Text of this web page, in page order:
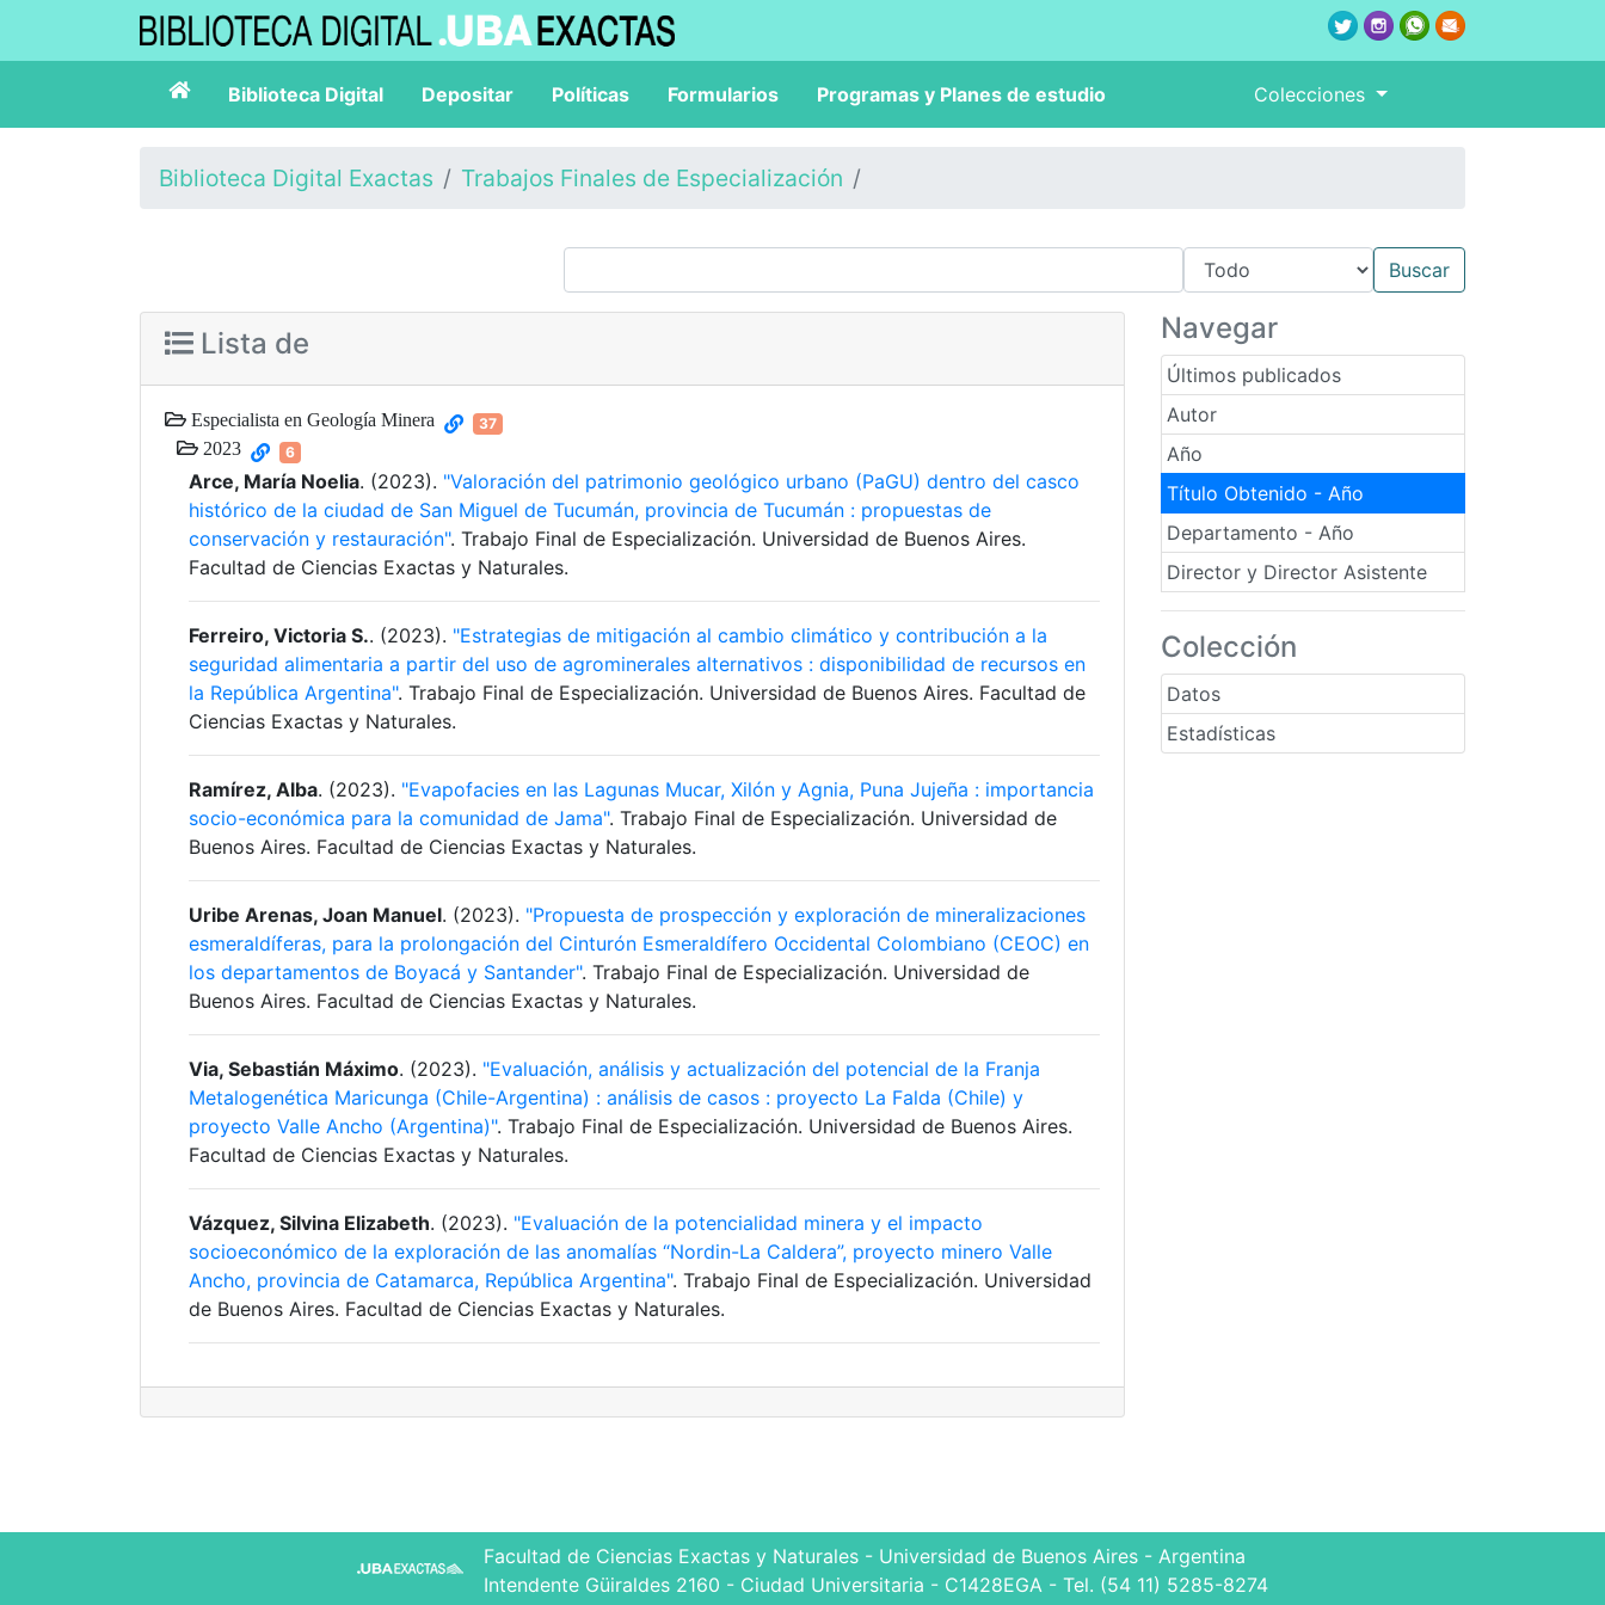
Biblioteca Digital Depositar Políticas Formularios Programas y Planes de estudio Colecciones
Biblioteca Digital Exactas Trabajos Finales de Especialización
Navegar
Últimos publicados
Autor
Año
Título Obtenido - Año
Departamento - Año
Director y Director Asistente
Colección
Datos
Estadísticas
Lista de
Especialista en Geología Minera 37
2023 6
Arce, María Noelia. (2023). "Valoración del patrimonio geológico urbano (PaGU) dentro del casco
histórico de la ciudad de San Miguel de Tucumán, provincia de Tucumán : propuestas de
conservación y restauración". Trabajo Final de Especialización. Universidad de Buenos Aires.
Facultad de Ciencias Exactas y Naturales.
Ferreiro, Victoria S.. (2023). "Estrategias de mitigación al cambio climático y contribución a la
seguridad alimentaria a partir del uso de agrominerales alternativos : disponibilidad de recursos en
la República Argentina". Trabajo Final de Especialización. Universidad de Buenos Aires. Facultad de
Ciencias Exactas y Naturales.
Ramírez, Alba. (2023). "Evapofacies en las Lagunas Mucar, Xilón y Agnia, Puna Jujeña : importancia
socio-económica para la comunidad de Jama". Trabajo Final de Especialización. Universidad de
Buenos Aires. Facultad de Ciencias Exactas y Naturales.
Uribe Arenas, Joan Manuel. (2023). "Propuesta de prospección y exploración de mineralizaciones
esmeraldíferas, para la prolongación del Cinturón Esmeraldífero Occidental Colombiano (CEOC) en
los departamentos de Boyacá y Santander". Trabajo Final de Especialización. Universidad de
Buenos Aires. Facultad de Ciencias Exactas y Naturales.
Via, Sebastián Máximo. (2023). "Evaluación, análisis y actualización del potencial de la Franja
Metalogenética Maricunga (Chile-Argentina) : análisis de casos : proyecto La Falda (Chile) y
proyecto Valle Ancho (Argentina)". Trabajo Final de Especialización. Universidad de Buenos Aires.
Facultad de Ciencias Exactas y Naturales.
Vázquez, Silvina Elizabeth. (2023). "Evaluación de la potencialidad minera y el impacto
socioeconómico de la exploración de las anomalías “Nordin-La Caldera”, proyecto minero Valle
Ancho, provincia de Catamarca, República Argentina". Trabajo Final de Especialización. Universidad
de Buenos Aires. Facultad de Ciencias Exactas y Naturales.
Facultad de Ciencias Exactas y Naturales - Universidad de Buenos Aires - Argentina
Intendente Güiraldes 2160 - Ciudad Universitaria - C1428EGA - Tel. (54 11) 5285-8274